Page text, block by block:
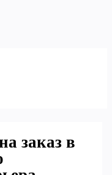
заказ в